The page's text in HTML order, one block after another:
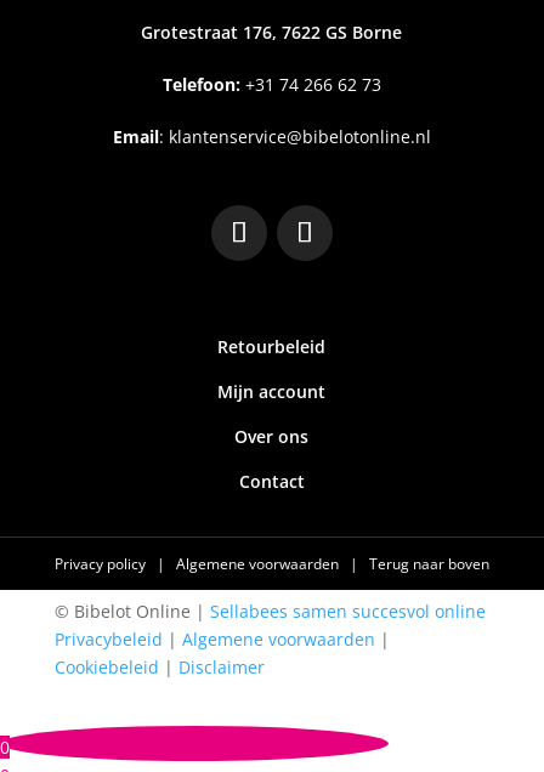
Grotestraat 176, 7622 GS Borne
Telefoon:+31 74 266 62 73
Email: klantenservice@bibelotonline.nl
Retourbeleid
Mijn account
Over ons
Contact
Privacy policy | Algemene voorwaarden | Terug naar boven
© Bibelot Online | Sellabees samen succesvol online
Privacybeleid | Algemene voorwaarden |
Cookiebeleid | Disclaimer
0